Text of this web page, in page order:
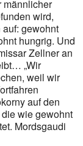
männlicher
wird,
gewohnt
hungrig. Und
Zellner an
„Wir
weil wir
auf den
wie gewohnt
Mordsgaudi